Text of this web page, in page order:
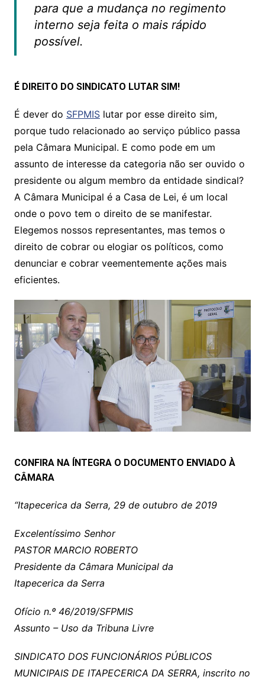
para que a mudança no regimento
interno seja feita o mais rápido
possível.
É DIREITO DO SINDICATO LUTAR SIM!
É dever do SFPMISlutar por esse direito sim,
porque tudo relacionado ao serviço público passa
pela Câmara Municipal. E como pode em um
assunto de interesse da categoria não ser ouvido o
presidente ou algum membro da entidade sindical?
A Câmara Municipal é a Casa de Lei, é um local
onde o povo tem o direito de se manifestar.
Elegemos nossos representantes, mas temos o
direito de cobrar ou elogiar os políticos, como
denunciar e cobrar veementemente ações mais
eficientes.
CONFIRA NA ÍNTEGRA O DOCUMENTO ENVIADO À
CÂMARA
“Itapecerica da Serra, 29 de outubro de 2019
Excelentíssimo Senhor
PASTOR MARCIO ROBERTO
Presidente da Câmara Municipal da
Itapecerica da Serra
Ofício n.º 46/2019/SFPMIS
Assunto – Uso da Tribuna Livre
SINDICATO DOS FUNCIONÁRIOS PÚBLICOS
MUNICIPAIS DE ITAPECERICA DA SERRA, inscrito no